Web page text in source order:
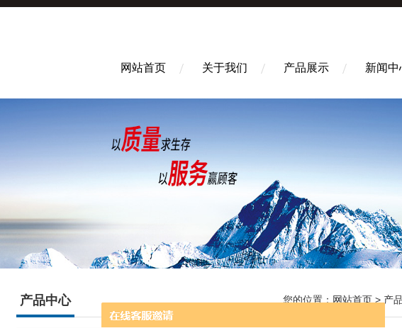
网站首页 关于我们 产品展示 新闻中
产品中心 您的位置： 网站首页 > 产